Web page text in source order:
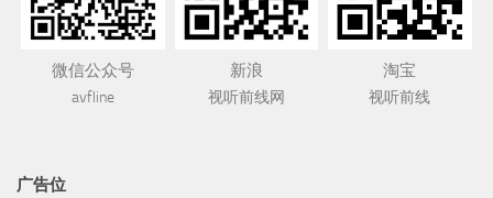
微信公众号
avfline
新浪
视听前线网
淘宝
视听前线
广告位